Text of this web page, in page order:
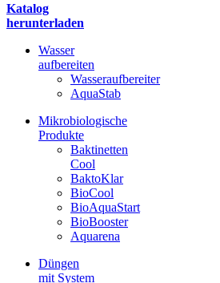
Katalog
herunterladen
Wasser
aufbereiten
Wasseraufbereiter
AquaStab
Mikrobiologische
Produkte
Baktinetten
Cool
BaktoKlar
BioCool
BioAquaStart
BioBooster
Aquarena
Düngen
mit System